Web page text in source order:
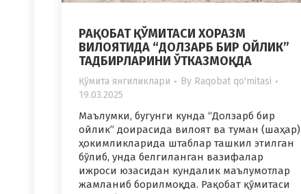
РАҚОБАТ ҚЎМИТАСИ ХОРАЗМ
ВИЛОЯТИДА “ДОЛЗАРБ БИР ОЙЛИК”
ТАДБИРЛАРИНИ ЎТКАЗМОҚДА
Қўмита янгиликлари By Raqobat qo'mitasi
19.03.2025
Маълумки, бугунги кунда “Долзарб бир
ойлик” доирасида вилоят ва туман (шаҳар)
ҳокимликларида штаблар ташкил этилган
бўлиб, унда белгиланган вазифалар
ижроси юзасидан кундалик маълумотлар
жамланиб борилмоқда. Рақобат қўмитаси